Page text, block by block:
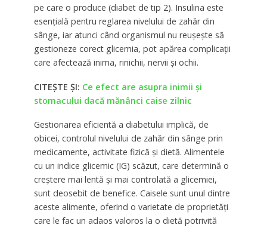
pe care o produce (diabet de tip 2). Insulina este
esențială pentru reglarea nivelului de zahăr din
sânge, iar atunci când organismul nu reușește să
gestioneze corect glicemia, pot apărea complicații
care afectează inima, rinichii, nervii și ochii.
CITEȘTE ȘI: Ce efect are asupra inimii și
stomacului dacă mănânci caise zilnic
Gestionarea eficientă a diabetului implică, de
obicei, controlul nivelului de zahăr din sânge prin
medicamente, activitate fizică și dietă. Alimentele
cu un indice glicemic (IG) scăzut, care determină o
creștere mai lentă și mai controlată a glicemiei,
sunt deosebit de benefice. Caisele sunt unul dintre
aceste alimente, oferind o varietate de proprietăți
care le fac un adaos valoros la o dietă potrivită